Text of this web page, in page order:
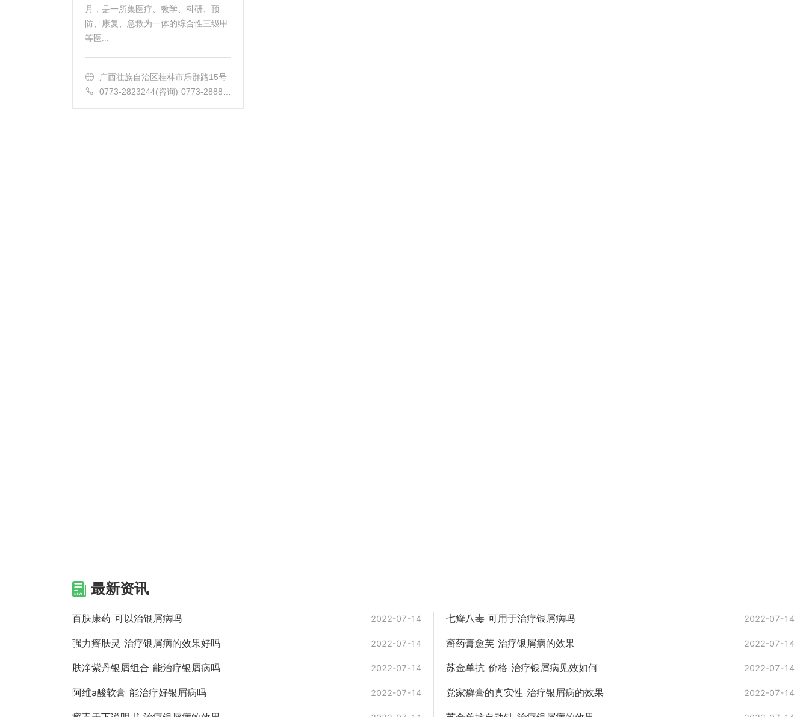
月，是一所集医疗、教学、科研、预
防、康复、急救为一体的综合性三级甲
等医...
广西壮族自治区桂林市乐群路15号
0773-2823244(咨询) 0773-28881
最新资讯
百肤康药 可以治银屑病吗 2022-07-14
强力癣肤灵 治疗银屑病的效果好吗 2022-07-14
肤净紫丹银屑组合 能治疗银屑病吗 2022-07-14
阿维a酸软膏 能治疗好银屑病吗 2022-07-14
七癣八毒 可用于治疗银屑病吗 2022-07-14
癣药膏愈芙 治疗银屑病的效果 2022-07-14
苏金单抗 价格 治疗银屑病见效如何 2022-07-14
党家癣膏的真实性 治疗银屑病的效果 2022-07-14